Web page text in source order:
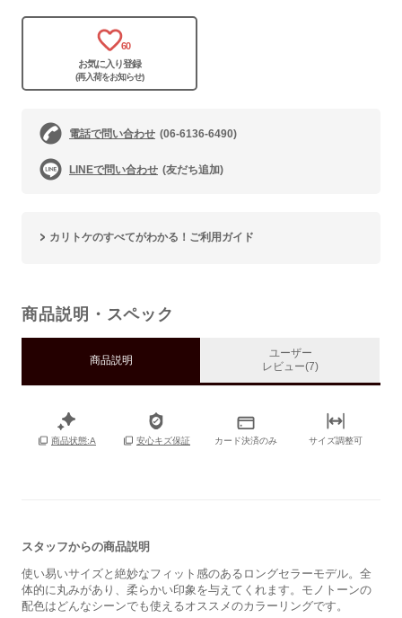
60
お気に入り登録
(再入荷をお知らせ)
電話で問い合わせ (06-6136-6490)
LINEで問い合わせ (友だち追加)
カリトケのすべてがわかる！ご利用ガイド
商品説明・スペック
商品説明
ユーザー
レビュー(7)
商品状態:A 安心キズ保証 カード決済のみ サイズ調整可
スタッフからの商品説明
使い易いサイズと絶妙なフィット感のあるロングセラーモデル。全
体的に丸みがあり、柔らかい印象を与えてくれます。モノトーンの
配色はどんなシーンでも使えるオススメのカラーリングです。